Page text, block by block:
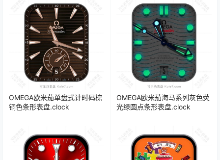
OMEGA欧米茄单盘式计时码棕
铜色条形表盘.clock
OMEGA欧米茄海马系列灰色荧
光绿圆点条形表盘.clock